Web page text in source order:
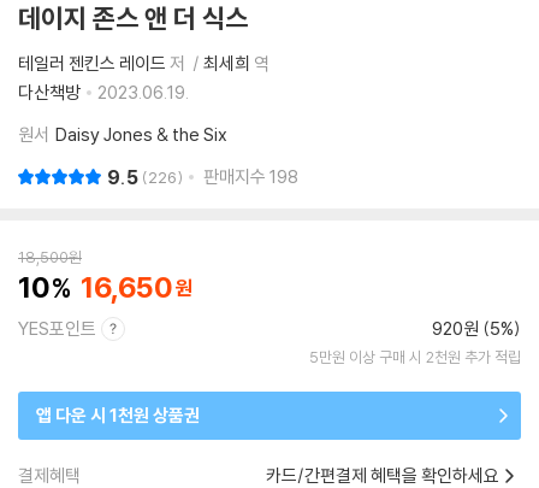
데이지 존스 앤 더 식스
테일러 젠킨스 레이드 저 최세희 역
다산책방
2023.06.19.
원서 Daisy Jones & the Six
9.5 226 판매지수 198
18,500원
10 16,650
YES포인트 920원 (5%)
5만원 이상 구매 시 2천원 추가 적립
앱 다운 시 1천원 상품권
결제혜택 카드/간편결제 혜택을 확인하세요